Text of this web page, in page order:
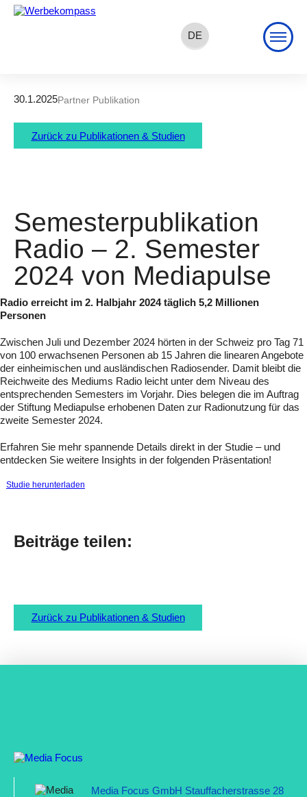
DE
30.1.2025Partner Publikation
Zurück zu Publikationen & Studien
Semesterpublikation
Radio – 2. Semester
2024 von Mediapulse
Radio erreicht im 2. Halbjahr 2024 täglich 5,2 Millionen
Personen
Zwischen Juli und Dezember 2024 hörten in der Schweiz pro Tag 71
von 100 erwachsenen Personen ab 15 Jahren die linearen Angebote
der einheimischen und ausländischen Radiosender. Damit bleibt die
Reichweite des Mediums Radio leicht unter dem Niveau des
entsprechenden Semesters im Vorjahr. Dies belegen die im Auftrag
der Stiftung Mediapulse erhobenen Daten zur Radionutzung für das
zweite Semester 2024.
Erfahren Sie mehr spannende Details direkt in der Studie – und
entdecken Sie weitere Insights in der folgenden Präsentation!
Studie herunterladen
Beiträge teilen:
Zurück zu Publikationen & Studien
Media Focus GmbH Stauffacherstrasse 28